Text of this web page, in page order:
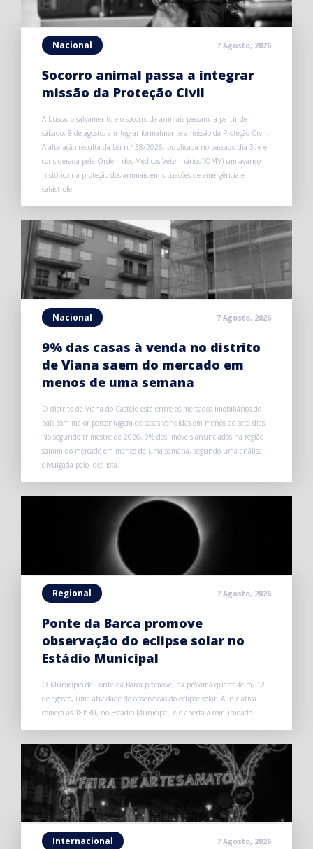
Nacional 7 Agosto, 2026
Socorro animal passa a integrar
missão da Proteção Civil
A busca, o salvamento e o socorro de animais passam, a partir de
sábado, 8 de agosto, a integrar formalmente a missão da Proteção Civil.
A alteração resulta da Lei n.º 38/2026, publicada no passado dia 3, e é
considerada pela Ordem dos Médicos Veterinários (OMV) um avanço
histórico na proteção dos animais em situações de emergência e
catástrofe.
Nacional 7 Agosto, 2026
9% das casas à venda no distrito
de Viana saem do mercado em
menos de uma semana
O distrito de Viana do Castelo está entre os mercados imobiliários do
país com maior percentagem de casas vendidas em menos de sete dias.
No segundo trimestre de 2026, 9% dos imóveis anunciados na região
saíram do mercado em menos de uma semana, segundo uma análise
divulgada pelo idealista.
Regional 7 Agosto, 2026
Ponte da Barca promove
observação do eclipse solar no
Estádio Municipal
O Município de Ponte da Barca promove, na próxima quarta-feira, 12
de agosto, uma atividade de observação do eclipse solar. A iniciativa
começa às 18h30, no Estádio Municipal, e é aberta à comunidade.
Internacional 7 Agosto, 2026